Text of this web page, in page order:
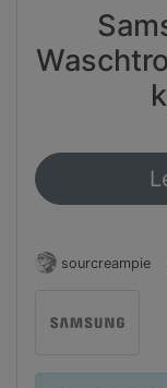
sourcreampie